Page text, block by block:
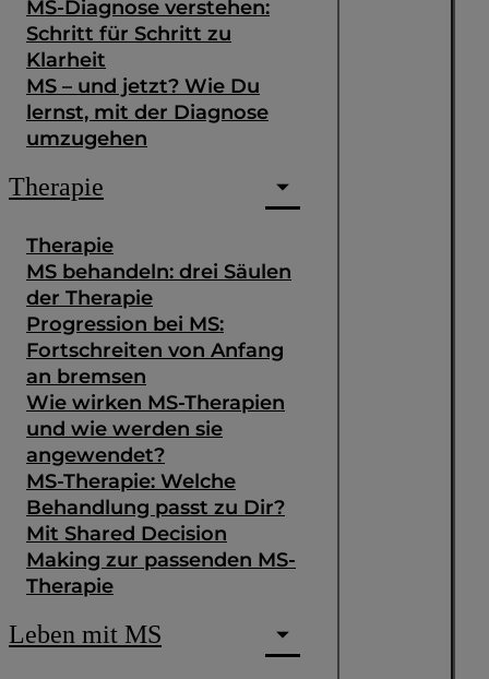
MS-Diagnose verstehen:
Schritt für Schritt zu
Klarheit
MS – und jetzt? Wie Du
lernst, mit der Diagnose
umzugehen
Therapie
Therapie
MS behandeln: drei Säulen
der Therapie
Progression bei MS:
Fortschreiten von Anfang
an bremsen
Wie wirken MS-Therapien
und wie werden sie
angewendet?
MS-Therapie: Welche
Behandlung passt zu Dir?
Mit Shared Decision
Making zur passenden MS-
Therapie
Leben mit MS